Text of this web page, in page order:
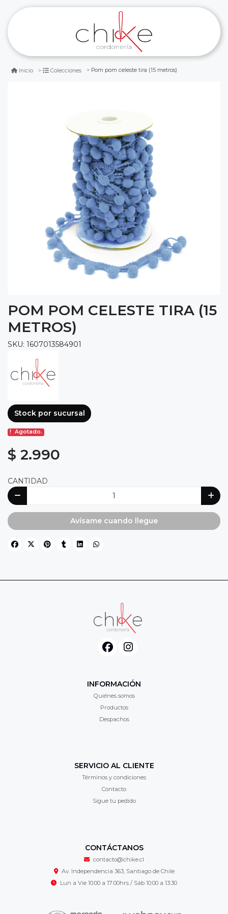
Inicio Colecciones Pom pom celeste tira (15 metros)
POM POM CELESTE TIRA (15
METROS)
SKU: 1607013584901
Stock por sucursal
Agotado.
$ 2.990
CANTIDAD
Avísame cuando llegue
INFORMACIÓN
Quiénes somos
Productos
Despachos
SERVICIO AL CLIENTE
Términos y condiciones
Contacto
Sigue tu pedido
CONTÁCTANOS
contacto@chike.cl
Av. Independencia 363, Santiago de Chile
Lun a Vie 10:00 a 17:00hrs / Sáb 10:00 a 13:30